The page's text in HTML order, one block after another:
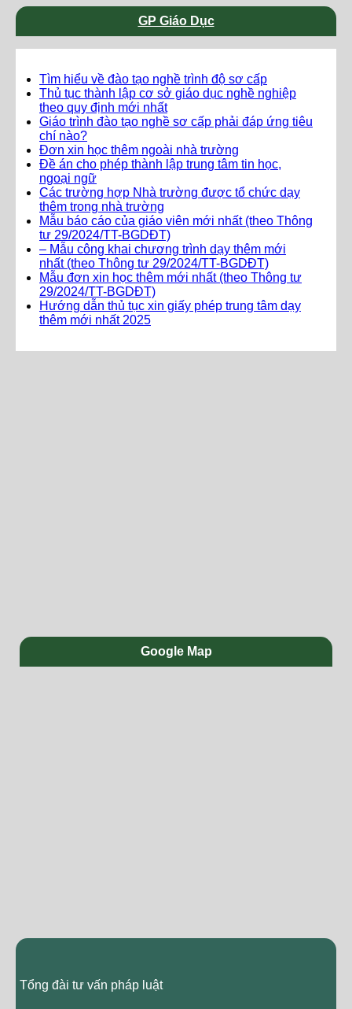
GP Giáo Dục
Tìm hiểu về đào tạo nghề trình độ sơ cấp
Thủ tục thành lập cơ sở giáo dục nghề nghiệp
theo quy định mới nhất
Giáo trình đào tạo nghề sơ cấp phải đáp ứng tiêu
chí nào?
Đơn xin học thêm ngoài nhà trường
Đề án cho phép thành lập trung tâm tin học,
ngoại ngữ
Các trường hợp Nhà trường được tổ chức dạy
thêm trong nhà trường
Mẫu báo cáo của giáo viên mới nhất (theo Thông
tư 29/2024/TT-BGDĐT)
– Mẫu công khai chương trình dạy thêm mới
nhất (theo Thông tư 29/2024/TT-BGDĐT)
Mẫu đơn xin học thêm mới nhất (theo Thông tư
29/2024/TT-BGDĐT)
Hướng dẫn thủ tục xin giấy phép trung tâm dạy
thêm mới nhất 2025
Google Map
Tổng đài tư vấn pháp luật